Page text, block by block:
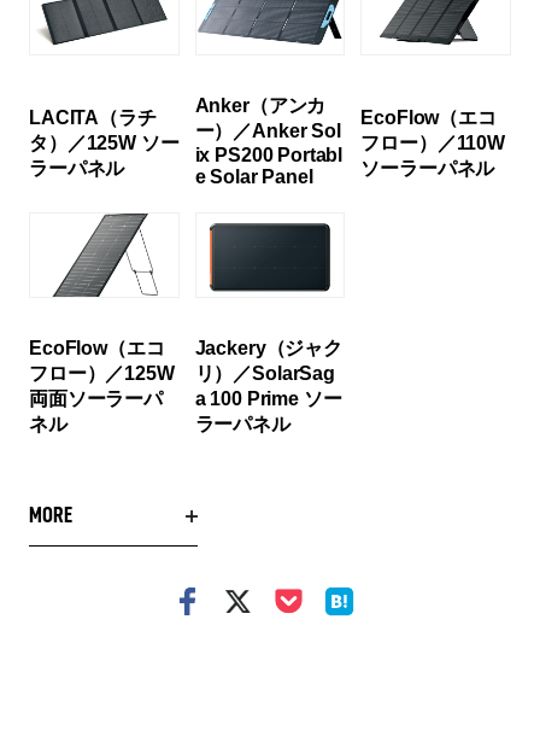
LACITA（ラチ
タ）／125W ソー
ラーパネル
Anker（アンカ
ー）／Anker Sol
ix PS200 Portabl
e Solar Panel
EcoFlow（エコ
フロー）／110W
ソーラーパネル
EcoFlow（エコ
フロー）／125W
両面ソーラーパ
ネル
Jackery（ジャク
リ）／SolarSag
a 100 Prime ソー
ラーパネル
MORE